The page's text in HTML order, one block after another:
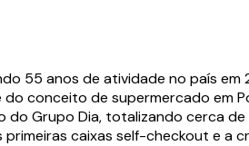
55 anos de atividade no país
conceito de supermercado em
Grupo Dia, totalizando cerca de
caixas self-checkout e a